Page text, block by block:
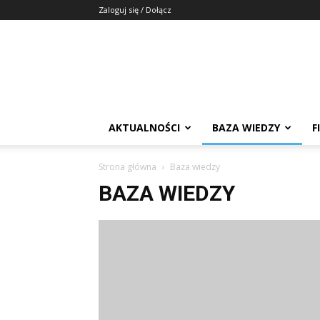
Zaloguj się / Dołącz
AKTUALNOŚCI BAZA WIEDZY
Strona główna Baza wiedzy
BAZA WIEDZY